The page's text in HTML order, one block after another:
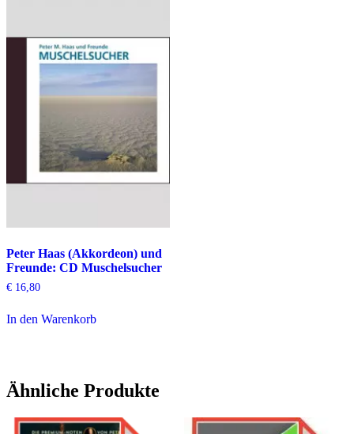
Peter Haas (Akkordeon) und
Freunde: CD Muschelsucher
€ 16,80
In den Warenkorb
Ähnliche Produkte